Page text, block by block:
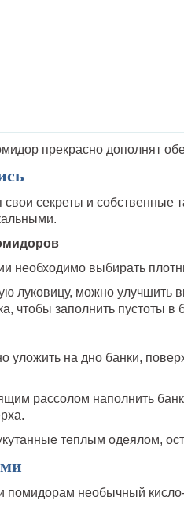
прекрасно дополнят
секреты и собственные
необходимо выбирать
луковицу, можно улучшить
чтобы заполнить пустоты в
уложить на дно банки,
рассолом наполнить
теплым одеялом,
помидорам необычный кисло-